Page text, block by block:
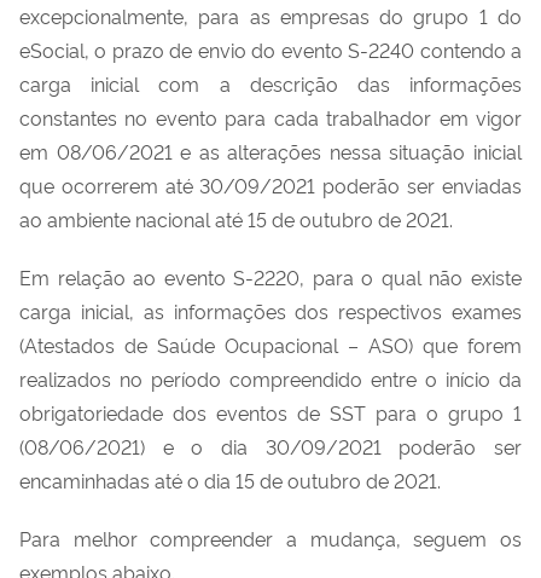
excepcionalmente, para as empresas do grupo 1 do
eSocial, o prazo de envio do evento S-2240 contendo a
carga inicial com a descrição das informações
constantes no evento para cada trabalhador em vigor
em 08/06/2021 e as alterações nessa situação inicial
que ocorrerem até 30/09/2021 poderão ser enviadas
ao ambiente nacional até 15 de outubro de 2021.
Em relação ao evento S-2220, para o qual não existe
carga inicial, as informações dos respectivos exames
(Atestados de Saúde Ocupacional – ASO) que forem
realizados no período compreendido entre o início da
obrigatoriedade dos eventos de SST para o grupo 1
(08/06/2021) e o dia 30/09/2021 poderão ser
encaminhadas até o dia 15 de outubro de 2021.
Para melhor compreender a mudança, seguem os
exemplos abaixo.